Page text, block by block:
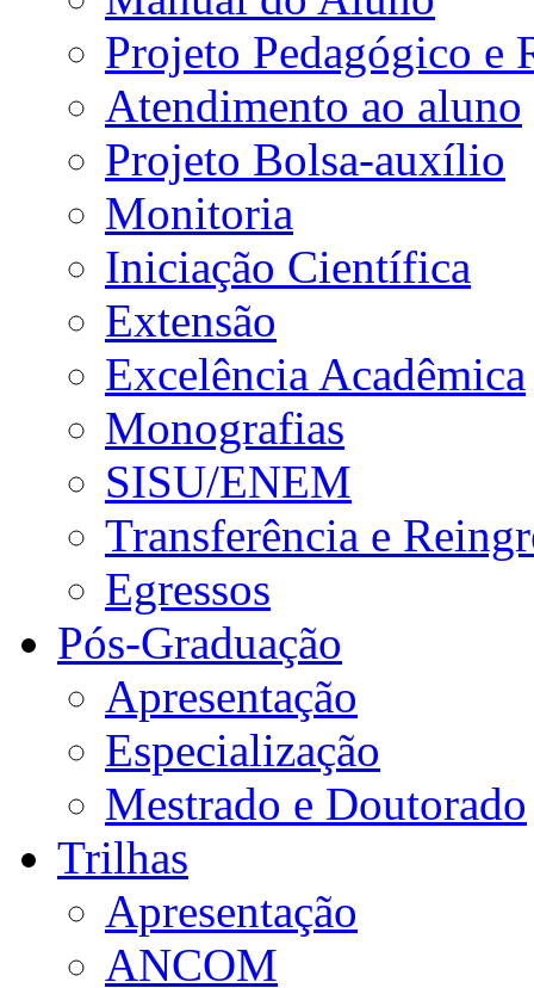
Projeto Pedagógico e
Atendimento ao aluno
Projeto Bolsa-auxílio
Monitoria
Iniciação Científica
Extensão
Excelência Acadêmica
Monografias
SISU/ENEM
Transferência e
Egressos
Pós-Graduação
Apresentação
Especialização
Mestrado e Doutorado
Trilhas
Apresentação
ANCOM